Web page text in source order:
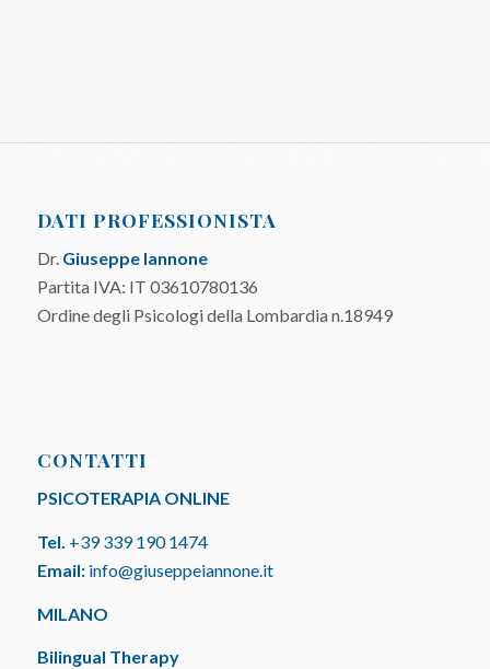
DATI PROFESSIONISTA
Dr. Giuseppe Iannone
Partita IVA: IT 03610780136
Ordine degli Psicologi della Lombardia n.18949
CONTATTI
PSICOTERAPIA ONLINE
Tel. +39 339 190 1474
Email: info@giuseppeiannone.it
MILANO
Bilingual Therapy